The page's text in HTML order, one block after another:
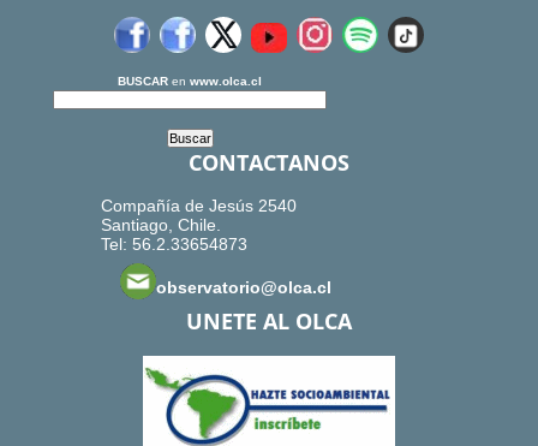
BUSCAR en www.olca.cl
CONTACTANOS
Compañía de Jesús 2540
Santiago, Chile.
Tel: 56.2.33654873
observatorio@olca.cl
UNETE AL OLCA